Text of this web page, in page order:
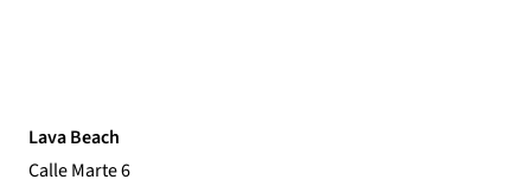
Lava Beach
Calle Marte 6